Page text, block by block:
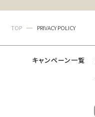
TOP PRIVACY POLICY
キャンペーン一覧